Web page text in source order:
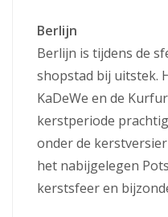
Berlijn
Berlijn is tijdens de
shopstad bij uitstek.
KaDeWe en de
kerstperiode
onder de
het nabijgelegen
kerstsfeer en